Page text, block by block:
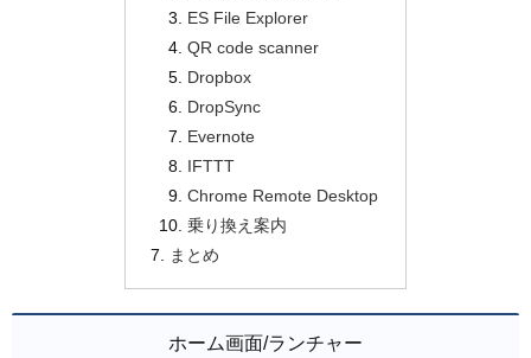
ES File Explorer
QR code scanner
Dropbox
DropSync
Evernote
IFTTT
Chrome Remote Desktop
乗り換え案内
まとめ
ホーム画面/ランチャー